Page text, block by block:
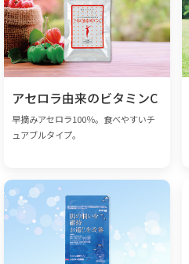
アセロラ由来のビタミンC
早摘みアセロラ100％。食べやすいチ
ュアブルタイプ。